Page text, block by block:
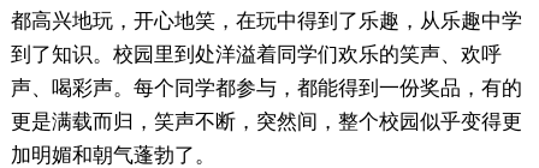
都高兴地玩，开心地笑，在玩中得到了乐趣，从乐趣中学
到了知识。校园里到处洋溢着同学们欢乐的笑声、欢呼
声、喝彩声。每个同学都参与，都能得到一份奖品，有的
更是满载而归，笑声不断，突然间，整个校园似乎变得更
加明媚和朝气蓬勃了。